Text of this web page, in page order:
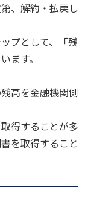
、解約・払戻し
プとして、「残
ます。
高を金融機関側
得することが多
を取得すること